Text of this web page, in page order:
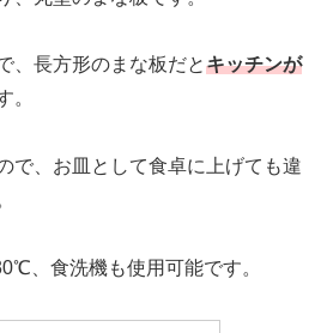
、長方形のまな板だとキッチンが
。
で、お皿として食卓に上げても違
、食洗機も使用可能です。